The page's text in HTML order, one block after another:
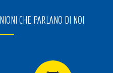
CHE PARLANO DI NOI